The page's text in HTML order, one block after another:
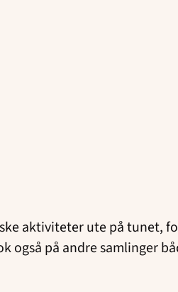
aktiviteter ute på tunet,
også på andre samlinger